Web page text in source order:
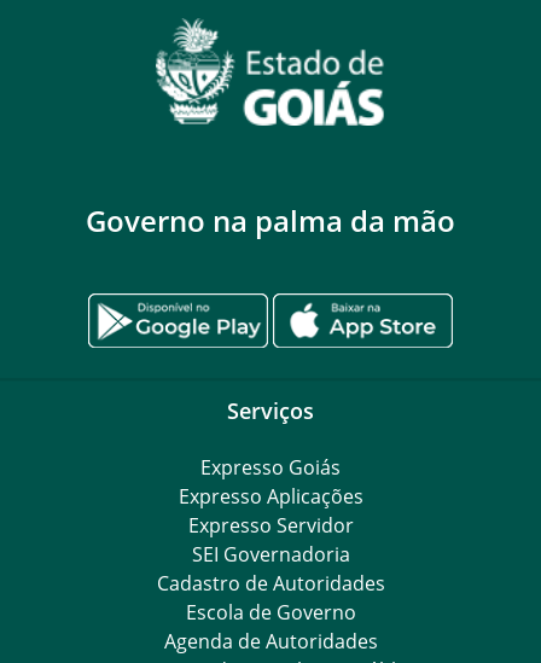
Governo na palma da mão
Serviços
Expresso Goiás
Expresso Aplicações
Expresso Servidor
SEI Governadoria
Cadastro de Autoridades
Escola de Governo
Agenda de Autoridades